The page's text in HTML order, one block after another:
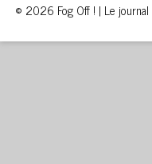
© 2026 Fog Off ! | Le